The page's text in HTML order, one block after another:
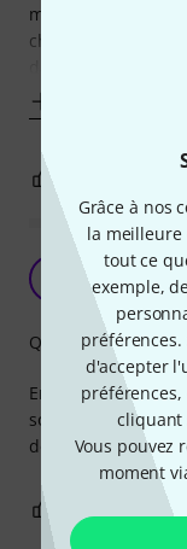
Grâce à nos
la meilleure
tout ce
exemple,
d'accepter
cliquant
Vous pouvez
moment
montent
chevalet d’origine.
Parfait
En remplacement
sont parfaites. Par
de 5 mm).
Qualité de